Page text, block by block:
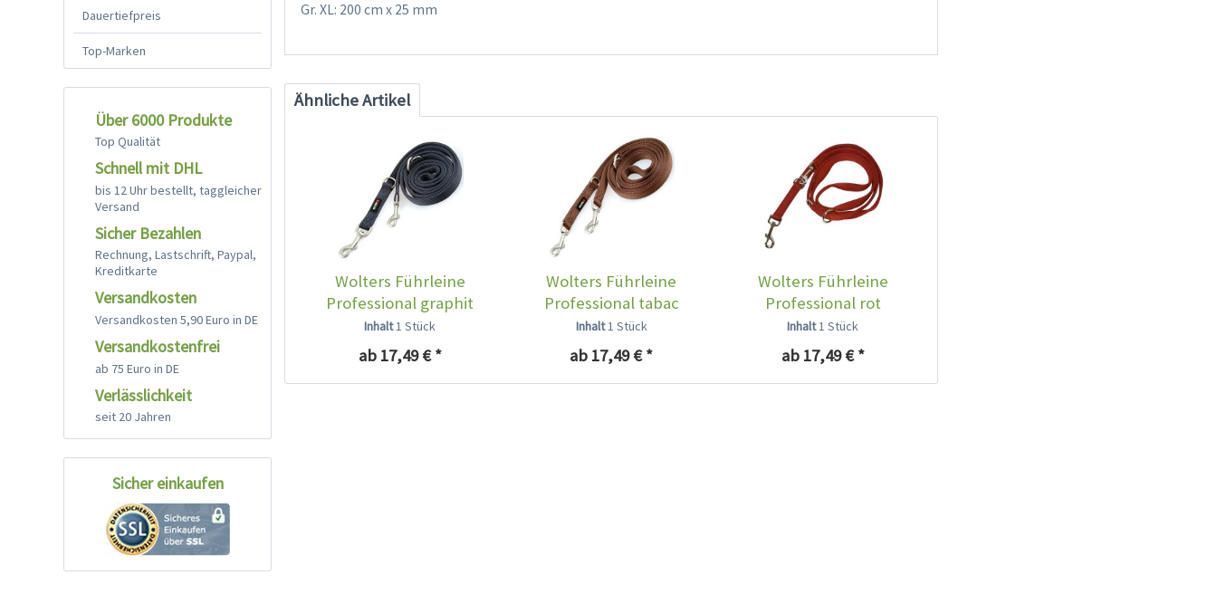
Dauertiefpreis
Top-Marken
Über 6000 Produkte
Top Qualität
Schnell mit DHL
bis 12 Uhr bestellt, taggleicher
Versand
Sicher Bezahlen
Rechnung, Lastschrift, Paypal,
Kreditkarte
Versandkosten
Versandkosten 5,90 Euro in DE
Versandkostenfrei
ab 75 Euro in DE
Verlässlichkeit
seit 20 Jahren
Sicher einkaufen
Gr. XL: 200 cm x 25 mm
Ähnliche Artikel
Wolters Führleine
Professional graphit
Inhalt1 Stück
ab 17,49 € *
Wolters Führleine
Professional tabac
Inhalt1 Stück
ab 17,49 € *
Wolters Führleine
Professional rot
Inhalt1 Stück
ab 17,49 € *